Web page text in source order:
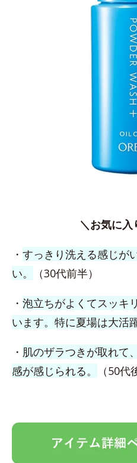
＼お気に入
・ すっきり洗える感じが
い。
（30代前半）
・ 泡立ちがよくてスッキ
います。特に夏場は大活
・ 肌のザラつきが取れて
感が感じられる。
（50代